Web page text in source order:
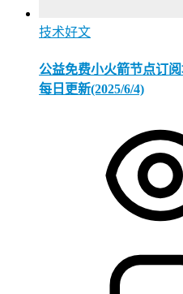
技术好文
公益免费小火箭节点订
每日更新(2025/6/4)